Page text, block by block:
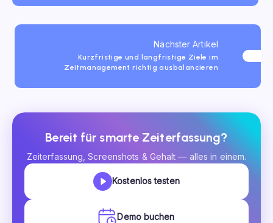
Nächster Artikel
Kurzfristige und langfristige Ziele im
Zeitmanagement richtig ausbalancieren
Bereit für smarte Zeiterfassung?
Zeiterfassung, Screenshots & Gehalt — alles in einem.
Kostenlos testen
Demo buchen